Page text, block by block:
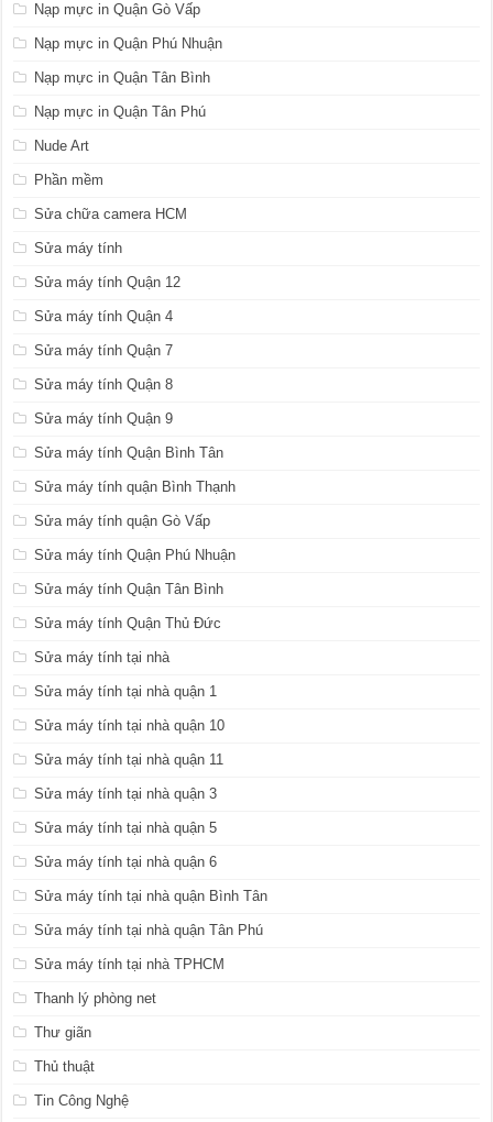
Nạp mực in Quận Gò Vấp
Nạp mực in Quận Phú Nhuận
Nạp mực in Quận Tân Bình
Nạp mực in Quận Tân Phú
Nude Art
Phần mềm
Sửa chữa camera HCM
Sửa máy tính
Sửa máy tính Quận 12
Sửa máy tính Quận 4
Sửa máy tính Quận 7
Sửa máy tính Quận 8
Sửa máy tính Quận 9
Sửa máy tính Quận Bình Tân
Sửa máy tính quận Bình Thạnh
Sửa máy tính quận Gò Vấp
Sửa máy tính Quận Phú Nhuận
Sửa máy tính Quận Tân Bình
Sửa máy tính Quận Thủ Đức
Sửa máy tính tại nhà
Sửa máy tính tại nhà quận 1
Sửa máy tính tại nhà quận 10
Sửa máy tính tại nhà quận 11
Sửa máy tính tại nhà quận 3
Sửa máy tính tại nhà quận 5
Sửa máy tính tại nhà quận 6
Sửa máy tính tại nhà quận Bình Tân
Sửa máy tính tại nhà quận Tân Phú
Sửa máy tính tại nhà TPHCM
Thanh lý phòng net
Thư giãn
Thủ thuật
Tin Công Nghệ